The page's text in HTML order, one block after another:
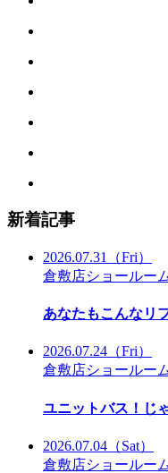
新着記事
2026.07.31
（Fri）
倉敷店ショールー
あなたもこんなリ
2026.07.24 （Fri）
倉敷店ショールー
ユニットバス！じ
2026.07.04 （Sat）
倉敷店ショールー